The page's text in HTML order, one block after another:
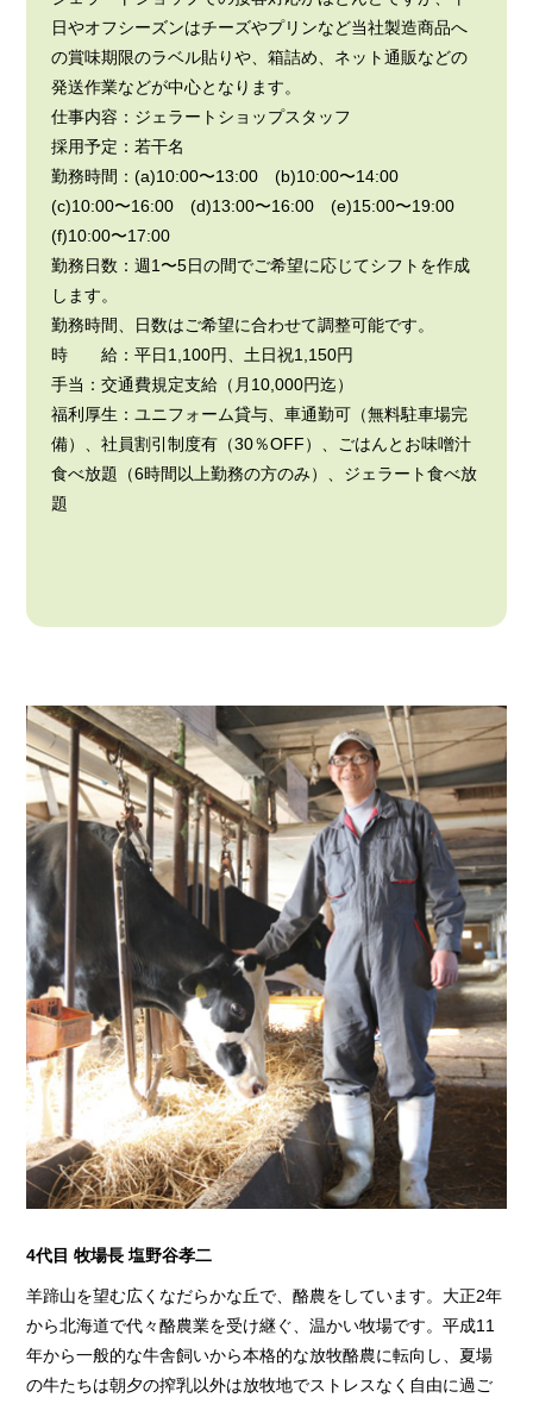
日やオフシーズンはチーズやプリンなど当社製造商品へ
の賞味期限のラベル貼りや、箱詰め、ネット通販などの
発送作業などが中心となります。
仕事内容：ジェラートショップスタッフ
採用予定：若干名
勤務時間：(a)10:00〜13:00 (b)10:00〜14:00
(c)10:00〜16:00 (d)13:00〜16:00 (e)15:00〜19:00
(f)10:00〜17:00
勤務日数：週1〜5日の間でご希望に応じてシフトを作成
します。
勤務時間、日数はご希望に合わせて調整可能です。
時 給：平日1,100円、土日祝1,150円
手当：交通費規定支給（月10,000円迄）
福利厚生：ユニフォーム貸与、車通勤可（無料駐車場完
備）、社員割引制度有（30％OFF）、ごはんとお味噌汁
食べ放題（6時間以上勤務の方のみ）、ジェラート食べ放
題
4代目 牧場長 塩野谷孝二
羊蹄山を望む広くなだらかな丘で、酪農をしています。大正2年
から北海道で代々酪農業を受け継ぐ、温かい牧場です。平成11
年から一般的な牛舎飼いから本格的な放牧酪農に転向し、夏場
の牛たちは朝夕の搾乳以外は放牧地でストレスなく自由に過ご